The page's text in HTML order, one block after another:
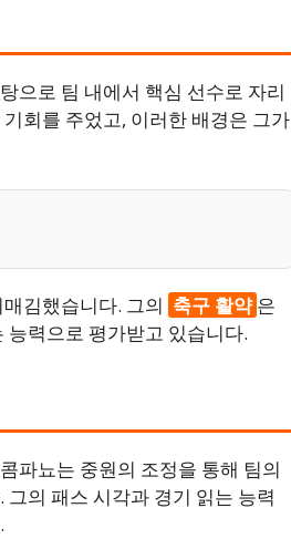
으로 팀 내에서 핵심 선수로 자리
회를 주었고, 이러한 배경은 그가
김했습니다. 그의 축구 활약 은
력으로 평가받고 있습니다.
파뇨는 중원의 조정을 통해 팀의
의 패스 시각과 경기 읽는 능력